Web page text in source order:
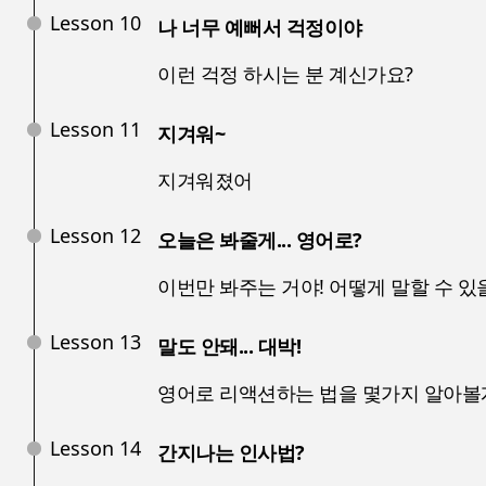
Lesson 10
나 너무 예뻐서 걱정이야
이런 걱정 하시는 분 계신가요?
Lesson 11
지겨워~
지겨워졌어
Lesson 12
오늘은 봐줄게... 영어로?
이번만 봐주는 거야! 어떻게 말할 수 있
Lesson 13
말도 안돼... 대박!
영어로 리액션하는 법을 몇가지 알아볼
Lesson 14
간지나는 인사법?